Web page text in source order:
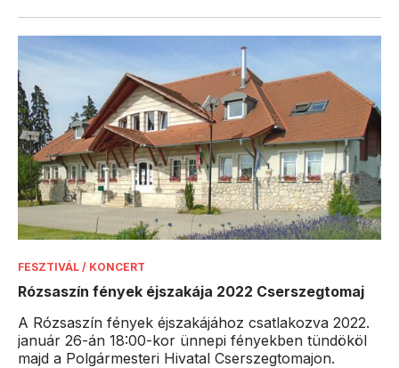
FESZTIVÁL / KONCERT
Rózsaszín fények éjszakája 2022 Cserszegtomaj
A Rózsaszín fények éjszakájához csatlakozva 2022.
január 26-án 18:00-kor ünnepi fényekben tündököl
majd a Polgármesteri Hivatal Cserszegtomajon.